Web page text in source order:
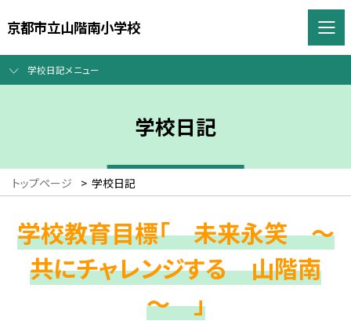
京都市立山階南小学校
学校日記メニュー
学校日記
トップページ > 学校日記
学校教育目標「 未来永笑 ～
共にチャレンジする 山階南
～ 」